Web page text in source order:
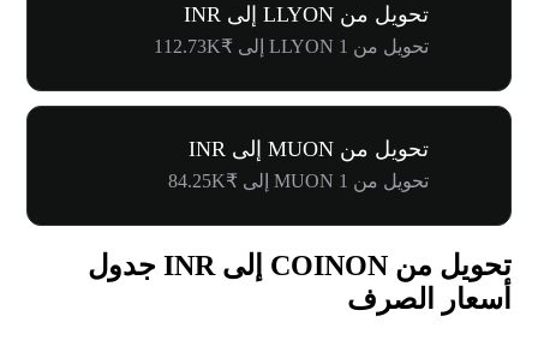
تحويل من LLYON إلى INR
تحويل من 1 LLYON إلى ₹112.73K
تحويل من MUON إلى INR
تحويل من 1 MUON إلى ₹84.25K
تحويل من COINON إلى INR جدول
أسعار الصرف